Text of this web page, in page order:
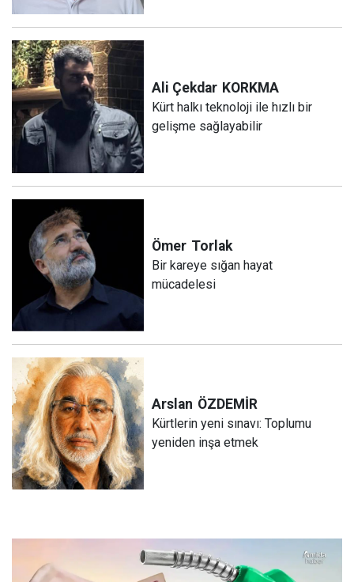
Ali Çekdar KORKMA
Kürt halkı teknoloji ile hızlı bir
gelişme sağlayabilir
Ömer Torlak
Bir kareye sığan hayat
mücadelesi
Arslan ÖZDEMİR
Kürtlerin yeni sınavı: Toplumu
yeniden inşa etmek